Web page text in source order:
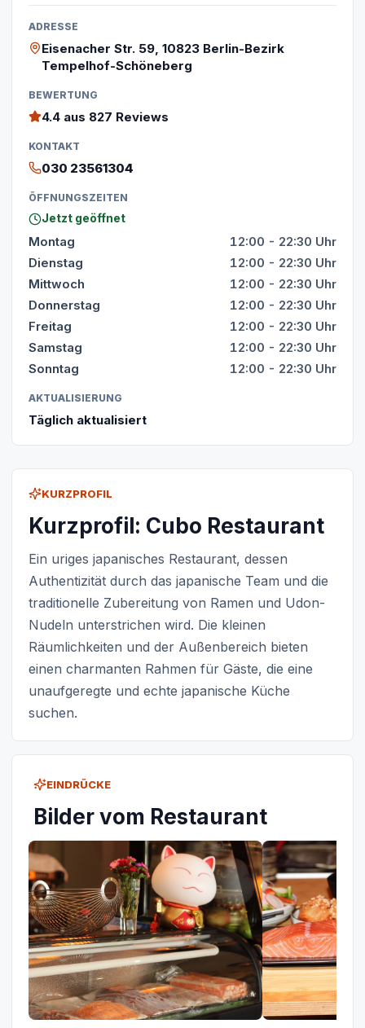
KURZPROFIL
Kurzprofil: Cubo Restaurant
Ein uriges japanisches Restaurant, dessen
Authentizität durch das japanische Team und die
traditionelle Zubereitung von Ramen und Udon-
Nudeln unterstrichen wird. Die kleinen
Räumlichkeiten und der Außenbereich bieten
einen charmanten Rahmen für Gäste, die eine
unaufgeregte und echte japanische Küche
suchen.
EINDRÜCKE
Bilder vom Restaurant
ADRESSE
Eisenacher Str. 59, 10823 Berlin-Bezirk
Tempelhof-Schöneberg
BEWERTUNG
4.4 aus 827 Reviews
KONTAKT
030 23561304
ÖFFNUNGSZEITEN
Jetzt geöffnet
Montag
12:00 - 22:30 Uhr
Dienstag
12:00 - 22:30 Uhr
Mittwoch
12:00 - 22:30 Uhr
Donnerstag
12:00 - 22:30 Uhr
Freitag
12:00 - 22:30 Uhr
Samstag
12:00 - 22:30 Uhr
Sonntag
12:00 - 22:30 Uhr
AKTUALISIERUNG
Täglich aktualisiert